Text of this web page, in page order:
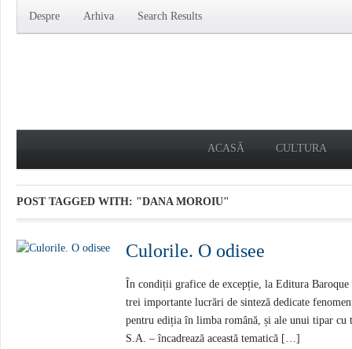
Despre Arhiva Search Results
ACASĂ CULTURA
POST TAGGED WITH: "DANA MOROIU"
Culorile. O odisee
În condiții grafice de excepție, la Editura
trei importante lucrări de sinteză dedicate
pentru ediția în limba română, și ale unui tipar
S.A. – încadrează această tematică […]